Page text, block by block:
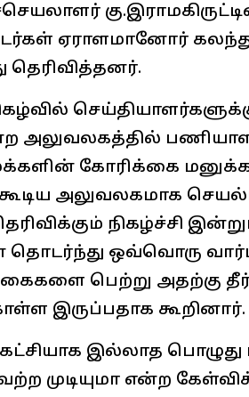
ஏராளமானோர் கலந்து
தெரிவித்தனர்.
அலுவலகத்தில்
கோரிக்கை
அலுவலகமாக
நிகழ்ச்சி
ஒவ்வொரு
பெற்று அதற்கு
இருப்பதாக கூறினார்.
இல்லாத
முடியுமா என்ற